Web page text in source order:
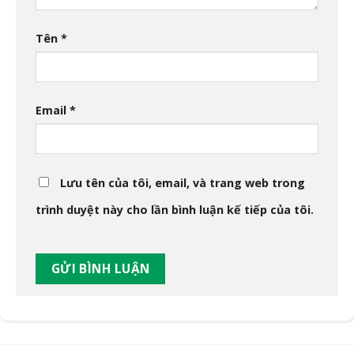
Tên *
Email *
Lưu tên của tôi, email, và trang web trong
trình duyệt này cho lần bình luận kế tiếp của tôi.